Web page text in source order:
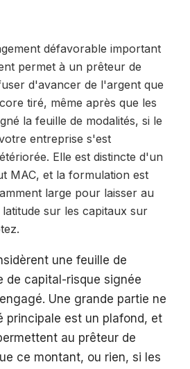
défavorable important
permet à un prêteur de
d'avancer de l'argent que
tiré, même après que les
la feuille de modalités, si le
entreprise s'est
Elle est distincte d'un
MAC, et la formulation est
large pour laisser au
sur les capitaux sur
une feuille de
de capital-risque signée
Une grande partie ne
principale est un plafond, et
au prêteur de
ce montant, ou rien, si les